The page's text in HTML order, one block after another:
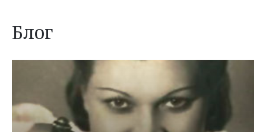
Блог